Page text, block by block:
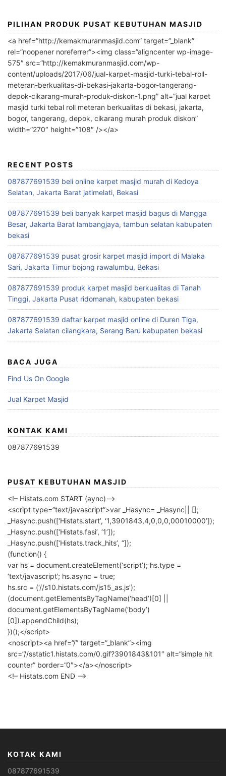
PILIHAN PRODUK PUSAT KEBUTUHAN MASJID
<a href=”http://kemakmuranmasjid.com” target=”_blank”
rel=”noopener noreferrer”><img class=”aligncenter wp-image-
575″ src=”http://kemakmuranmasjid.com/wp-
content/uploads/2017/06/jual-karpet-masjid-turki-tebal-roll-
meteran-berkualitas-di-bekasi-jakarta-bogor-tangerang-
depok-cikarang-murah-produk-diskon-1.png” alt=”jual karpet
masjid turki tebal roll meteran berkualitas di bekasi, jakarta,
bogor, tangerang, depok, cikarang murah produk diskon”
width=”270″ height=”108″ /></a>
RECENT POSTS
087877691539 beli online karpet masjid murah di Kedoya
Selatan, Jakarta Barat jatimelati, Bekasi
087877691539 beli banyak karpet masjid bagus di Mangga
Besar, Jakarta Barat lambangjaya, tambun selatan kabupaten
bekasi
087877691539 pusat grosir karpet masjid import di Malaka
Sari, Jakarta Timur bojong rawalumbu, Bekasi
087877691539 produk karpet masjid berkualitas di Tanah
Tinggi, Jakarta Pusat ridomanah, kabupaten bekasi
087877691539 daftar karpet masjid online di Duren Tiga,
Jakarta Selatan cilangkara, Serang Baru kabupaten bekasi
BACA JUGA
Find Us On Google
Jual Karpet Masjid
KONTAK KAMI
087877691539
PUSAT KEBUTUHAN MASJID
<!– Histats.com START (aync)–>
<script type=”text/javascript”>var _Hasync= _Hasync|| [];
_Hasync.push([‘Histats.start’, ‘1,3901843,4,0,0,0,00010000’]);
_Hasync.push([‘Histats.fasi’, ‘1’]);
_Hasync.push([‘Histats.track_hits’, ”]);
(function() {
var hs = document.createElement(‘script’); hs.type =
‘text/javascript’; hs.async = true;
hs.src = (‘//s10.histats.com/js15_as.js’);
(document.getElementsByTagName(‘head’)[0] ||
document.getElementsByTagName(‘body’)
[0]).appendChild(hs);
})();</script>
<noscript><a href=”/” target=”_blank”><img
src=”//sstatic1.histats.com/0.gif?3901843&101″ alt=”simple hit
counter” border=”0″></a></noscript>
<!– Histats.com END –>
KOTAK KAMI
087877691539